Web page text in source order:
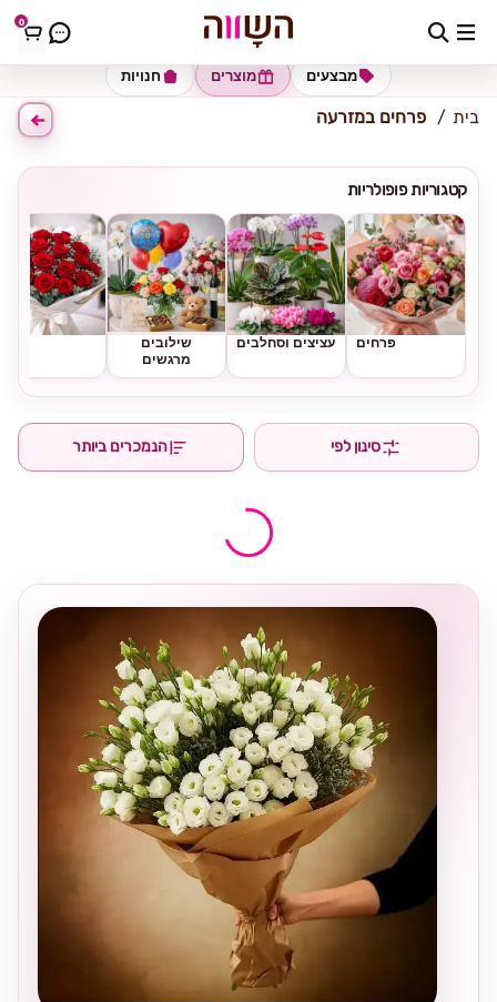
0 כתובת למשלוח הזינו כתובת
חנויות מוצרים מבצעים
בית פרחים במזרעה
קטגוריות פופולריות
פרחים עציצים וסחלבים
שילובים
מרגשים
סינון לפי הנמכרים ביותר